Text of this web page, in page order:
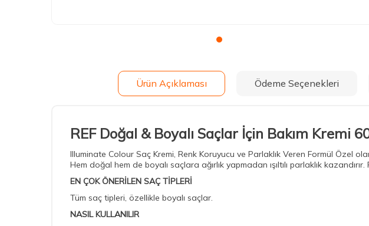
Ürün Açıklaması Ödeme Seçenekleri
REF Doğal & Boyalı Saçlar İçin Bakım Kremi
Illuminate Colour Saç Kremi, Renk Koruyucu ve Parlaklık Veren Formül Özel
Hem doğal hem de boyalı saçlara ağırlık yapmadan ışıltılı parlaklık
EN ÇOK ÖNERİLEN SAÇ TİPLERİ
Tüm saç tipleri, özellikle boyalı saçlar.
NASIL KULLANILIR